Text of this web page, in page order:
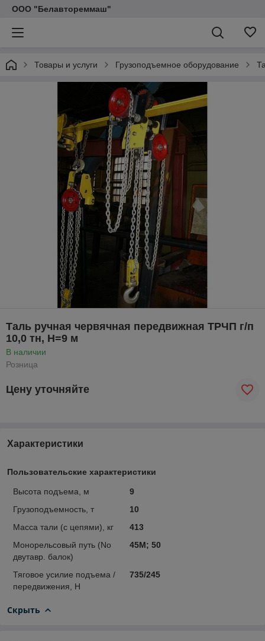
ООО "Белавтореммаш"
Товары и услуги Грузоподъемное оборудование
Таль ручная червячная передвижная ТРЧП г/п
10,0 тн, H=9 м
В наличии
Розница
Цену уточняйте
Характеристики
Пользовательские характеристики
Высота подъема, м
9
Грузоподъемность, т
10
Масса тали (с цепями), кг
413
Монорельсовый путь (No
двутавр. балок)
45М; 50
Тяговое усилие подъема /
передвижения, H
735/245
Скрыть